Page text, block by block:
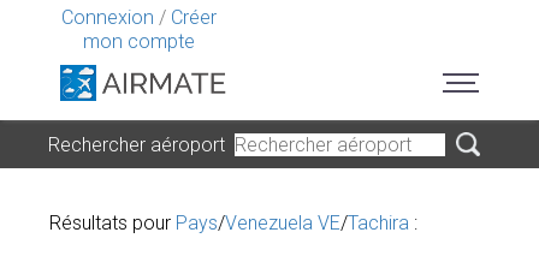
Connexion / Créer
mon compte
Rechercher aéroport
Résultats pour Pays/Venezuela VE/Tachira :